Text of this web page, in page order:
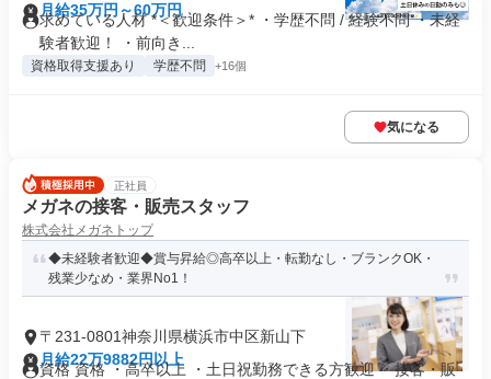
月給35万円～60万円
求めている人材 *＜歓迎条件＞* ・学歴不問 / 経験不問 ・未経
験者歓迎！ ・前向き...
資格取得支援あり 学歴不問 +16個
気になる
正社員
メガネの接客・販売スタッフ
株式会社メガネトップ
◆未経験者歓迎◆賞与昇給◎高卒以上・転勤なし・ブランクOK・
残業少なめ・業界No1！
〒231-0801神奈川県横浜市中区新山下
月給22万9882円以上
資格 資格 ・高卒以上 ・土日祝勤務できる方歓迎 ・接客・販